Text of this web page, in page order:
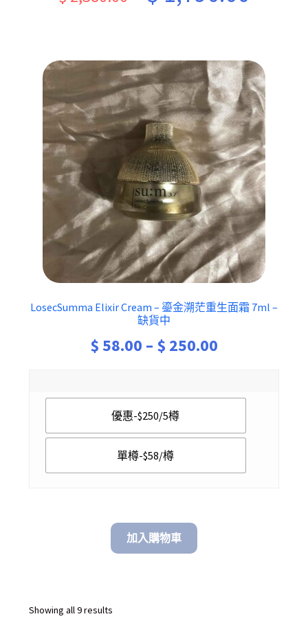
price
$ 2,380.00.
$
LosecSumma Elixir Cream – 鎏金溯茫重生面霜 7ml –
缺貨中
$58.00 – $ 250.00
$ 58.00
優惠-$250/5樽
單樽-$58/樽
加入購物車
Showing all 9 resultsSorted